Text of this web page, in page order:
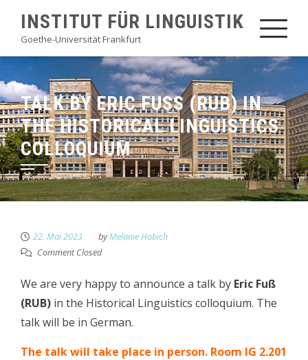
content
INSTITUT FÜR LINGUISTIK
Goethe-Universität Frankfurt
TALK BY ERIC FUSS (RUB) IN T
HE HISTORICAL LINGUISTICS C
OLLOQUIUM
22. Mai 2023 byMelanie Hobich
Comment Closed
We are very happy to announce a talk by Eric Fuß
(RUB) in the Historical Linguistics colloquium. The
talk will be in German.
The talk will take place in person. Room IG 2.201